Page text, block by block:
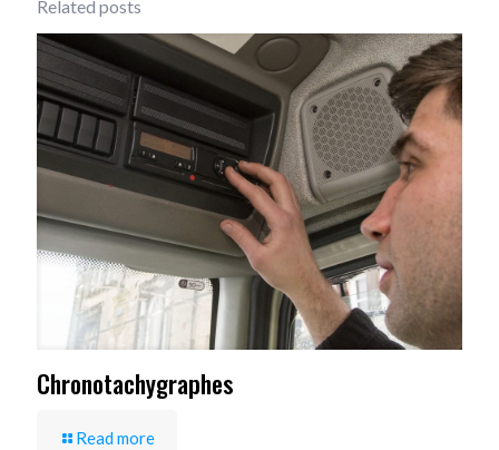
Related posts
Chronotachygraphes
Read more